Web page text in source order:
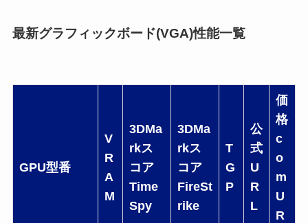
最新グラフィックボード(VGA)性能一覧
GPU型番
V
R
A
M
3DMa
rkス
コア
Time
Spy
3DMa
rkス
コア
FireSt
rike
T
G
P
公
式
U
R
L
価
格
c
o
m
U
R